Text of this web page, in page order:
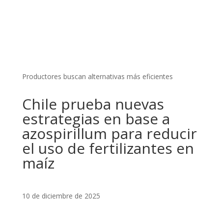
Productores buscan alternativas más eficientes
Chile prueba nuevas
estrategias en base a
azospirillum para reducir
el uso de fertilizantes en
maíz
10 de diciembre de 2025